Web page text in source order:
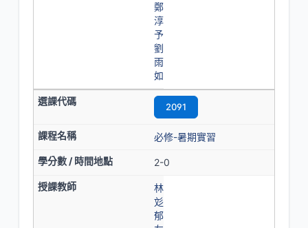
鄭
淳
予
劉
雨
如
2091
必修-暑期實習
2-0
林
彣
郁